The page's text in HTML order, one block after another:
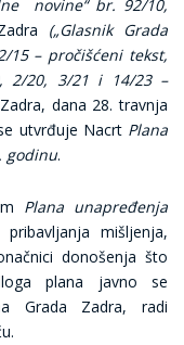
novine“ br. 92/10,
(„Glasnik Grada
15 – pročišćeni tekst,
2/20, 3/21 i 14/23 –
dana 28. travnja
utvrđuje Nacrt Plana
godinu.
Plana unapređenja
mišljenja,
donošenja što
plana javno se
Grada Zadra, radi